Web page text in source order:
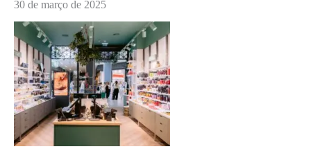
30 de março de 2025